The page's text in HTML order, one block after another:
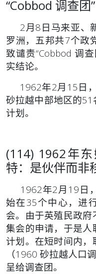
“Cobbod 调查团”
2月8日马来亚、
罗洲，五邦共7个政
致谴责“Cobbod 调
实结论。
1962年2月15日，
砂拉越中部地区的
计划。
(114) 1962年
特：是伙伴而非
1962年2月19日
始在35个中心，进
会。由于英殖民政
集会的申请，于是人
计划。在短时间内，
（1960 砂拉越人口
呈给调查团。